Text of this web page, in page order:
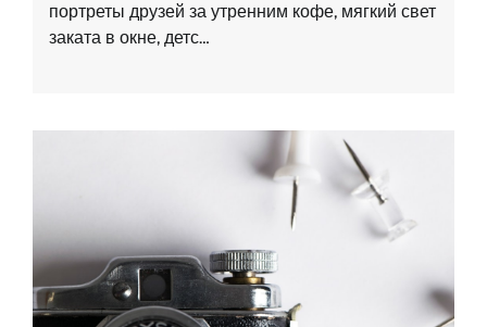
портреты друзей за утренним кофе, мягкий свет
заката в окне, детс…